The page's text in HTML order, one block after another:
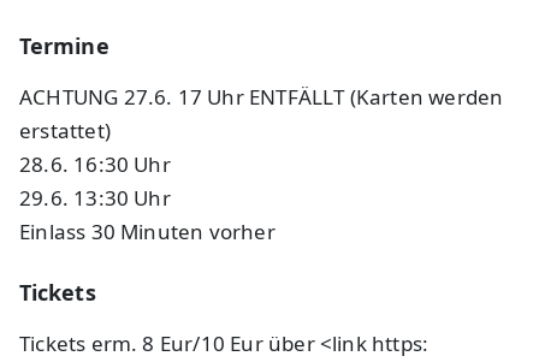
Termine
ACHTUNG 27.6. 17 Uhr ENTFÄLLT (Karten werden
erstattet)
28.6. 16:30 Uhr
29.6. 13:30 Uhr
Einlass 30 Minuten vorher
Tickets
Tickets erm. 8 Eur/10 Eur über <link https: